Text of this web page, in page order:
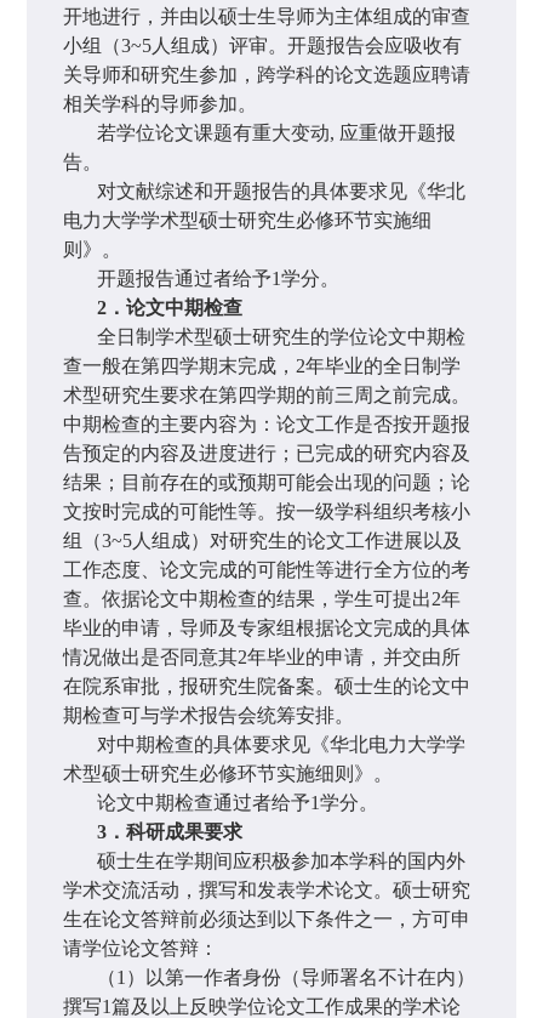
开地进行，并由以硕士生导师为主体组成的审查
小组（3~5人组成）评审。开题报告会应吸收有
关导师和研究生参加，跨学科的论文选题应聘请
相关学科的导师参加。
若学位论文课题有重大变动, 应重做开题报
告。
对文献综述和开题报告的具体要求见《华北
电力大学学术型硕士研究生必修环节实施细
则》。
开题报告通过者给予1学分。
2 ．论文中期检查
全日制学术型硕士研究生的学位论文中期检
查一般在第四学期末完成，2年毕业的全日制学
术型研究生要求在第四学期的前三周之前完成。
中期检查的主要内容为：论文工作是否按开题报
告预定的内容及进度进行；已完成的研究内容及
结果；目前存在的或预期可能会出现的问题；论
文按时完成的可能性等。按一级学科组织考核小
组（3~5人组成）对研究生的论文工作进展以及
工作态度、论文完成的可能性等进行全方位的考
查。依据论文中期检查的结果，学生可提出2年
毕业的申请，导师及专家组根据论文完成的具体
情况做出是否同意其2年毕业的申请，并交由所
在院系审批，报研究生院备案。硕士生的论文中
期检查可与学术报告会统筹安排。
对中期检查的具体要求见《华北电力大学学
术型硕士研究生必修环节实施细则》。
论文中期检查通过者给予1学分。
3 ．科研成果要求
硕士生在学期间应积极参加本学科的国内外
学术交流活动，撰写和发表学术论文。硕士研究
生在论文答辩前必须达到以下条件之一，方可申
请学位论文答辩：
（1）以第一作者身份（导师署名不计在内）
撰写1篇及以上反映学位论文工作成果的学术论